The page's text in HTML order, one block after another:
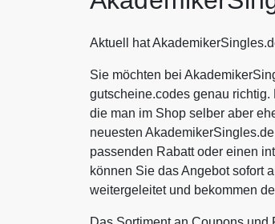
Aktuell hat
Sie möchten bei
gutscheine.codes genau
die man im Shop selber aber
neuesten
passenden Rabatt oder einen
können Sie das Angebot sofort
weitergeleitet und bekommen